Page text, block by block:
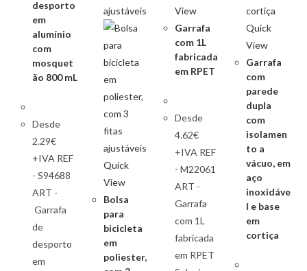
desporto
em
alumínio
com
mosquet
ão 800 mL
Desde
2.29€
+IVA REF
- S94688
ART -
Garrafa
de
desporto
em
Quick
View
Bolsa
para
bicicleta
em
poliester,
View
Garrafa
com 1L
fabricada
em RPET
Desde
4.62€
+IVA REF
- M22061
ART -
Garrafa
com 1L
fabricada
em RPET
Quick
View
Garrafa
com
parede
dupla
com
isolamen
to a
vácuo, em
aço
inoxidáve
l e base
em
cortiça